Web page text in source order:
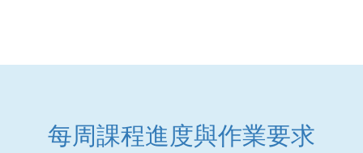
每周課程進度與作業要求